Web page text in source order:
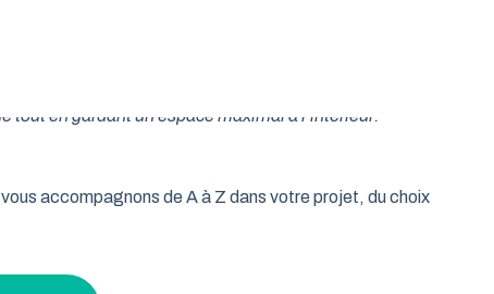
tout en gardant un espace maximal à l’intérieur.
accompagnons de A à Z dans votre projet, du choix